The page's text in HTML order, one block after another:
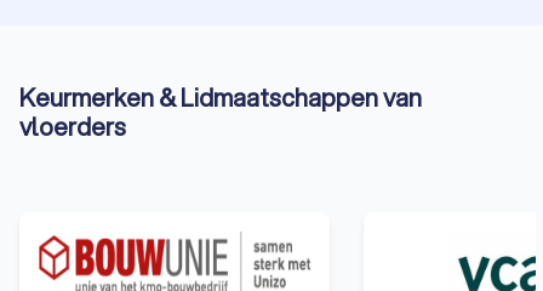
Keurmerken & Lidmaatschappen van
vloerders